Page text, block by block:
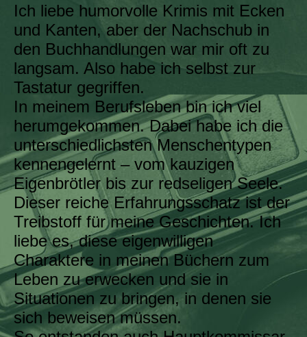
Ich liebe humorvolle Krimis mit Ecken
und Kanten, aber der Nachschub in
den Buchhandlungen war mir oft zu
langsam. Also habe ich selbst zur
Tastatur gegriffen.
In meinem Berufsleben bin ich viel
herumgekommen. Dabei habe ich die
unterschiedlichsten Menschentypen
kennengelernt – vom kauzigen
Eigenbrötler bis zur redseligen Seele.
Dieser reiche Erfahrungsschatz ist der
Treibstoff für meine Geschichten. Ich
liebe es, diese eigenwilligen
Charaktere in meinen Büchern zum
Leben zu erwecken und sie in
Situationen zu bringen, in denen sie
sich beweisen müssen.